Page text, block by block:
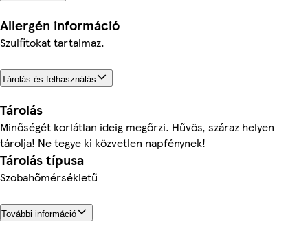
Allergén információ
Szulfitokat tartalmaz.
Tárolás és felhasználás
Tárolás
Minőségét korlátlan ideig megőrzi. Hűvös, száraz helyen
tárolja! Ne tegye ki közvetlen napfénynek!
Tárolás típusa
Szobahőmérsékletű
További információ